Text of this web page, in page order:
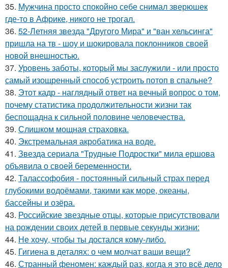
35. Мужчина просто спокойно себе снимал зверюшек
где-то в Африке, никого не трогал.
36. 52-Летняя звезда "Другого Мира" и "ван хельсинга"
пришла на тв - шоу и шокировала поклонников своей
новой внешностью.
37. Уровень заботы, который мы заслужили - или просто
самый изощренный способ устроить потоп в спальне?
38. Этот кадр - наглядный ответ на вечный вопрос о том,
почему статистика продолжительности жизни так
беспощадна к сильной половине человечества.
39. Слишком мощная страховка.
40. Экстремальная акробатика на воде.
41. Звезда сериала "Трудные Подростки" мила ершова
объявила о своей беременности.
42. Талассофобия - постоянный сильный страх перед
глубокими водоёмами, такими как море, океаны,
бассейны и озёра.
43. Российские звездные отцы, которые присутствовали
на рождении своих детей в первые секунды жизни:
44. Не хочу, чтобы ты достался кому-либо.
45. Гигиена в деталях: о чем молчат ваши вещи?
46. Странный феномен: каждый раз, когда я это всё дело